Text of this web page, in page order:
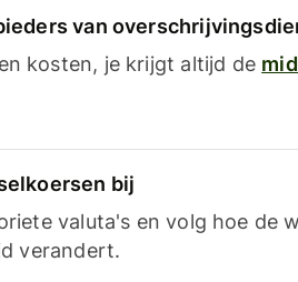
van
kosten, je krijgt altijd de
bij
valuta's en volg hoe de
verandert.